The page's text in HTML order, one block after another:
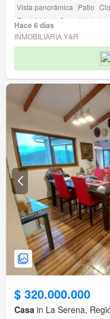
Vista panorámica Patio
Electricidad Seguridad
Hace 6 días
INMOBILIARIA Y&R
$ 320.000.000
Casa in La Serena,